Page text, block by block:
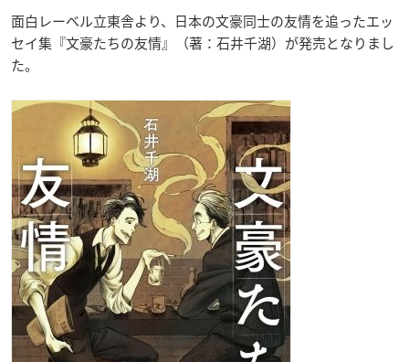
面白レーベル立東舎より、日本の文豪同士の友情を追ったエッ
セイ集『文豪たちの友情』（著：石井千湖）が発売となりまし
た。